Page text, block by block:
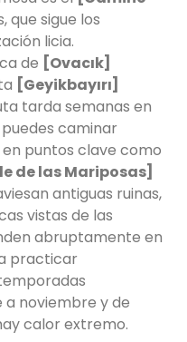
que sigue los
licia.
de [Ovacık]
[Geyikbayırı]
tarda semanas en
caminar
puntos clave como
de las Mariposas]
antiguas ruinas,
vistas de las
abruptamente en
practicar
noviembre y de
calor extremo.